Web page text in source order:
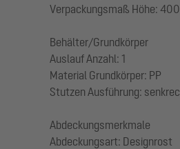
Verpackungsmaß Höhe:
Behälter/Grundkörper
Auslauf Anzahl: 1
Material Grundkörper: PP
Stutzen Ausführung:
Abdeckungsmerkmale
Abdeckungsart: Designrost